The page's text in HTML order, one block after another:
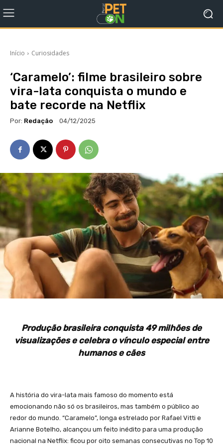
Início Curiosidades
‘Caramelo’: filme brasileiro sobre
vira-lata conquista o mundo e
bate recorde na Netflix
Por: Redação 04/12/2025
Produção brasileira conquista 49 milhões de
visualizações e celebra o vínculo especial entre
humanos e cães
A história do vira-lata mais famoso do momento está
emocionando não só os brasileiros, mas também o público ao
redor do mundo. “Caramelo”, longa estrelado por Rafael Vitti e
Arianne Botelho, alcançou um feito inédito para uma produção
nacional na Netflix: ficou por oito semanas consecutivas no Top 10